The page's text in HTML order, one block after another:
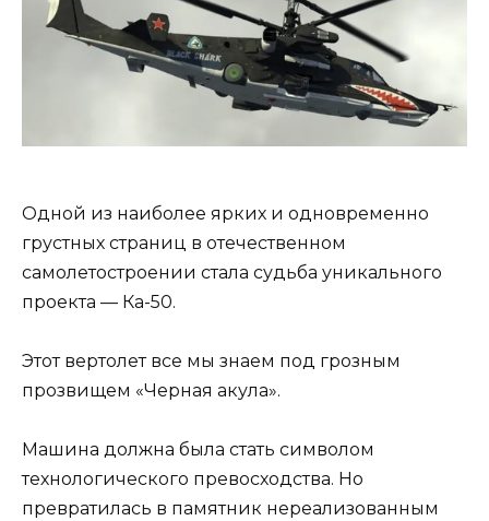
Одной из наиболее ярких и одновременно
грустных страниц в отечественном
самолетостроении стала судьба уникального
проекта — Ка-50.
Этот вертолет все мы знаем под грозным
прозвищем «Черная акула».
Машина должна была стать символом
технологического превосходства. Но
превратилась в памятник нереализованным